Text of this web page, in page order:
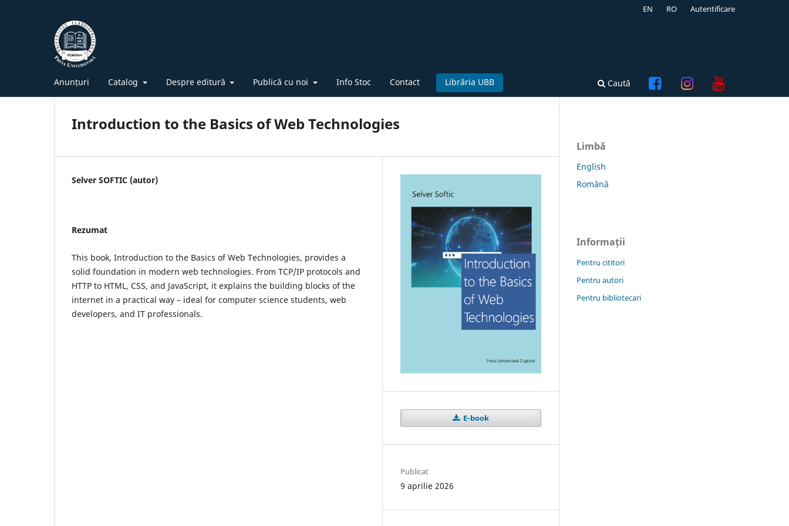
Anunțuri Catalog Despre editură Publică cu noi Info Stoc Contact Librăria UBB Caută
EN RO Autentificare
Introduction to the Basics of Web Technologies
Selver SOFTIC (autor)
Rezumat
This book, Introduction to the Basics of Web Technologies, provides a
solid foundation in modern web technologies. From TCP/IP protocols and
HTTP to HTML, CSS, and JavaScript, it explains the building blocks of the
internet in a practical way – ideal for computer science students, web
developers, and IT professionals.
E-book
Publicat
9 aprilie 2026
Limbă
English
Română
Informații
Pentru cititori
Pentru autori
Pentru bibliotecari